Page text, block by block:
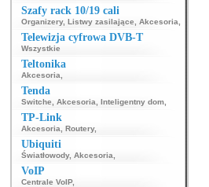
Szafy rack 10/19 cali
Organizery, Listwy zasilające Akcesoria
Telewizja cyfrowa DVB-T
Wszystkie
Teltonika
Akcesoria
Tenda
Switche Akcesoria Inteligentny dom
TP-Link
Akcesoria Routery,
Ubiquiti
Światłowody, Akcesoria
VoIP
Centrale VoIP,